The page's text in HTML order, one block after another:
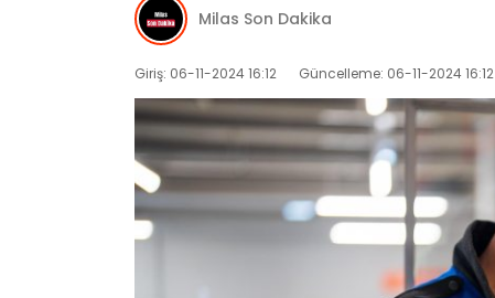
Milas Son Dakika
Giriş: 06-11-2024 16:12 Güncelleme: 06-11-2024 16:12